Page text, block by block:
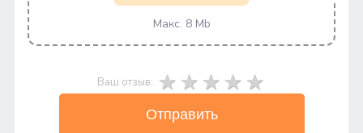
Макс. 8 Mb
Ваш отзыв:
Отправить